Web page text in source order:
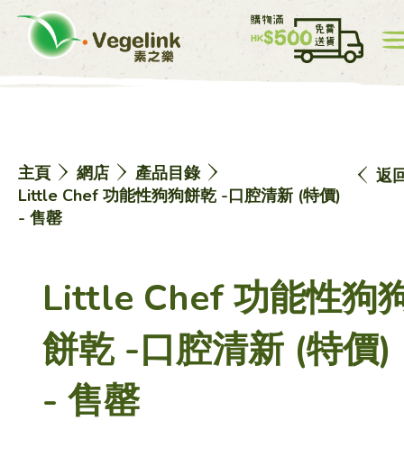
中 EN
主頁
主頁 網店
產品目錄
Little Chef 功能性狗狗餅乾 -口腔清新 (特價)
- 售罄
返
Little Chef 功能性狗
餅乾 -口腔清新 (特價)
- 售罄